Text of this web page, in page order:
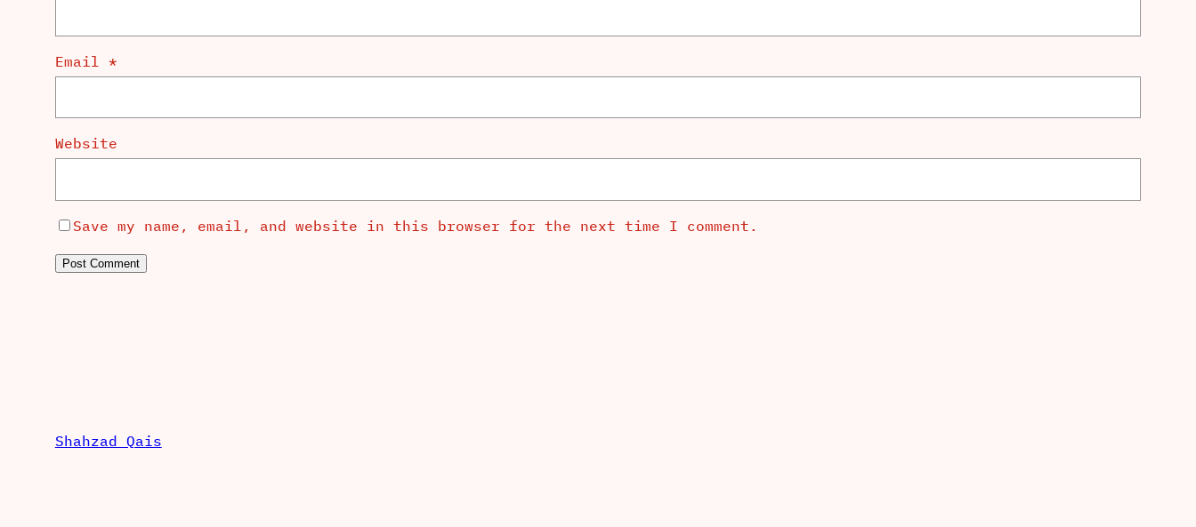
Email *
Website
Save my name, email, and website in this browser for the next time I comment.
Shahzad Qais